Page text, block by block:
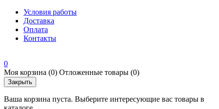
Условия работы
Доставка
Оплата
Контакты
0
Моя корзина (0) Отложенные товары (0)
Закрыть
Ваша корзина пуста. Выберите интересующие вас товары в